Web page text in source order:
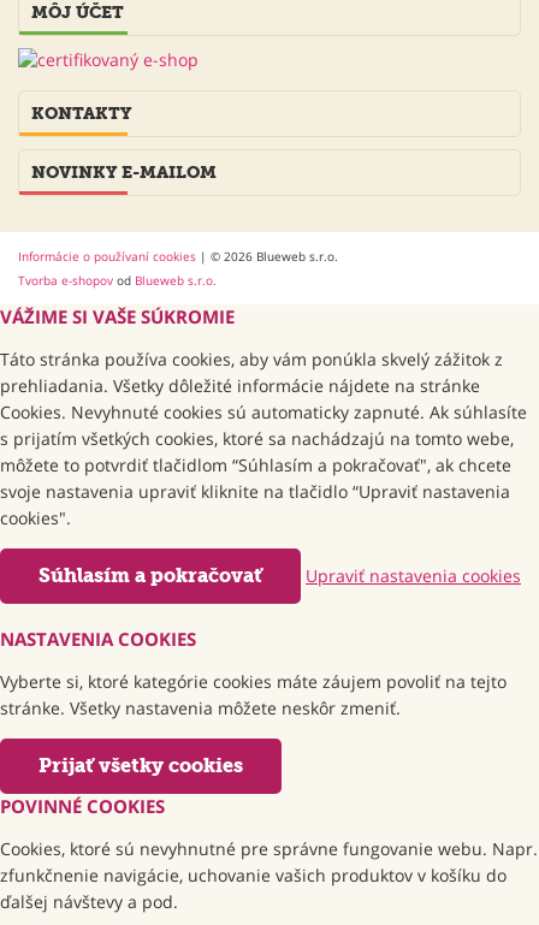
MÔJ ÚČET
KONTAKTY
NOVINKY E-MAILOM
Informácie o používaní cookies | © 2026 Blueweb s.r.o.
Tvorba e-shopov od Blueweb s.r.o.
VÁŽIME SI VAŠE SÚKROMIE
Táto stránka používa cookies, aby vám ponúkla skvelý zážitok z
prehliadania. Všetky dôležité informácie nájdete na stránke
Cookies. Nevyhnuté cookies sú automaticky zapnuté. Ak súhlasíte
s prijatím všetkých cookies, ktoré sa nachádzajú na tomto webe,
môžete to potvrdiť tlačidlom “Súhlasím a pokračovať", ak chcete
svoje nastavenia upraviť kliknite na tlačidlo “Upraviť nastavenia
cookies".
Súhlasím a pokračovať Upraviť nastavenia cookies
NASTAVENIA COOKIES
Vyberte si, ktoré kategórie cookies máte záujem povoliť na tejto
stránke. Všetky nastavenia môžete neskôr zmeniť.
Prijať všetky cookies
POVINNÉ COOKIES
Cookies, ktoré sú nevyhnutné pre správne fungovanie webu. Napr.
zfunkčnenie navigácie, uchovanie vašich produktov v košíku do
ďalšej návštevy a pod.